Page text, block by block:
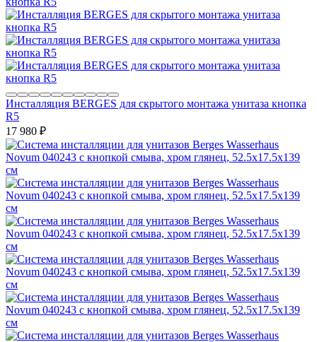
Инсталляция BERGES для скрытого монтажа унитаза кнопка
R5
17 980 ₽